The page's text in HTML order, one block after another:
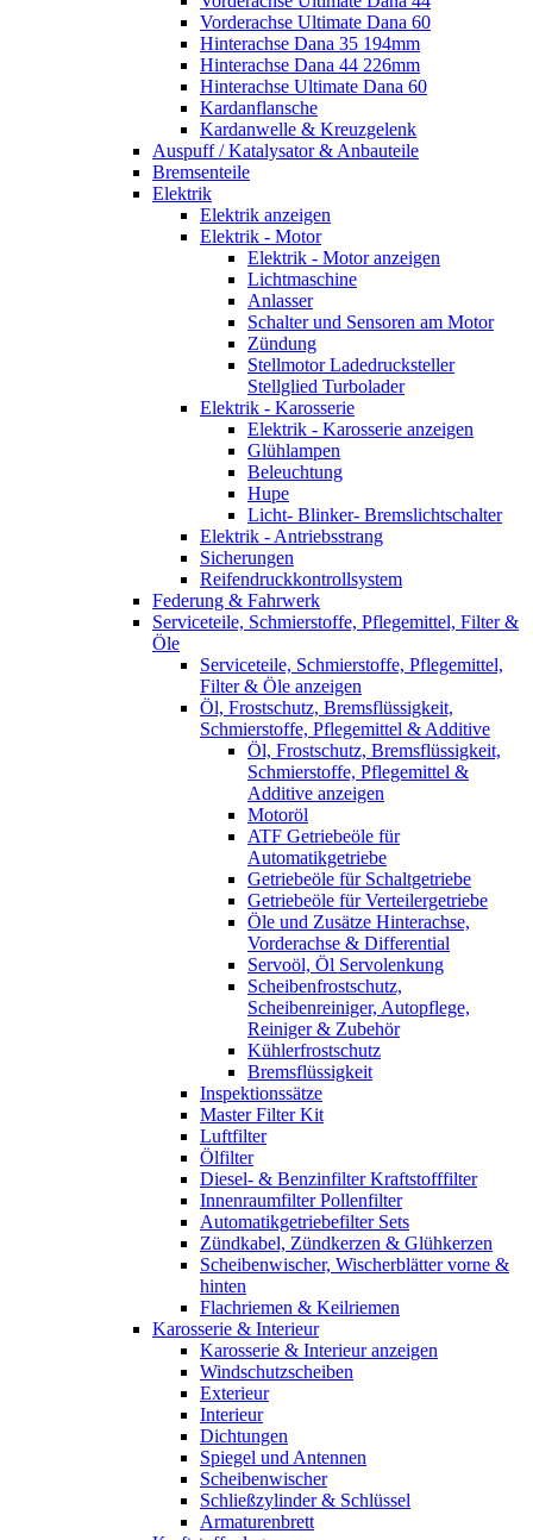
Vorderachse Ultimate Dana 60
Hinterachse Dana 35 194mm
Hinterachse Dana 44 226mm
Hinterachse Ultimate Dana 60
Kardanflansche
Kardanwelle & Kreuzgelenk
Auspuff / Katalysator & Anbauteile
Bremsenteile
Elektrik
Elektrik anzeigen
Elektrik - Motor
Elektrik - Motor anzeigen
Lichtmaschine
Anlasser
Schalter und Sensoren am Motor
Zündung
Stellmotor Ladedrucksteller
Stellglied Turbolader
Elektrik - Karosserie
Elektrik - Karosserie anzeigen
Glühlampen
Beleuchtung
Hupe
Licht- Blinker- Bremslichtschalter
Elektrik - Antriebsstrang
Sicherungen
Reifendruckkontrollsystem
Federung & Fahrwerk
Serviceteile, Schmierstoffe, Pflegemittel, Filter &
Öle
Serviceteile, Schmierstoffe, Pflegemittel,
Filter & Öle anzeigen
Öl, Frostschutz, Bremsflüssigkeit,
Schmierstoffe, Pflegemittel & Additive
Öl, Frostschutz, Bremsflüssigkeit,
Schmierstoffe, Pflegemittel &
Additive anzeigen
Motoröl
ATF Getriebeöle für
Automatikgetriebe
Getriebeöle für Schaltgetriebe
Getriebeöle für Verteilergetriebe
Öle und Zusätze Hinterachse,
Vorderachse & Differential
Servoöl, Öl Servolenkung
Scheibenfrostschutz,
Scheibenreiniger, Autopflege,
Reiniger & Zubehör
Kühlerfrostschutz
Bremsflüssigkeit
Inspektionssätze
Master Filter Kit
Luftfilter
Ölfilter
Diesel- & Benzinfilter Kraftstofffilter
Innenraumfilter Pollenfilter
Automatikgetriebefilter Sets
Zündkabel, Zündkerzen & Glühkerzen
Scheibenwischer, Wischerblätter vorne &
hinten
Flachriemen & Keilriemen
Karosserie & Interieur
Karosserie & Interieur anzeigen
Windschutzscheiben
Exterieur
Interieur
Dichtungen
Spiegel und Antennen
Scheibenwischer
Schließzylinder & Schlüssel
Armaturenbrett